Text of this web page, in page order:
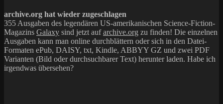
archive.org hat wieder zugeschlagen
355 Ausgaben des legendären US-amerikanischen Science-Fiction-
Magazins Galaxy sind jetzt aufarchive.org zu finden! Die einzelnen
Ausgaben kann man online durchblättern oder sich in den Datei-
Formaten ePub, DAISY, txt, Kindle, ABBYY GZ und zwei PDF
Varianten (Bild oder durchsuchbarer Text) herunter laden. Habe ich
irgendwas übersehen?